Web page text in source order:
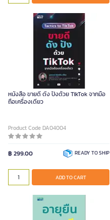
หนังสือ ขายดี ดัง ปังด้วย TikTok จากมือ
ถือเครื่องเดียว
Product Code DA04004
฿ 299.00 READY TO SHIP
ADD TO CART